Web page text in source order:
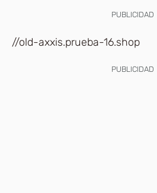
PUBLICIDAD
//old-axxis.prueba-16.shop
PUBLICIDAD